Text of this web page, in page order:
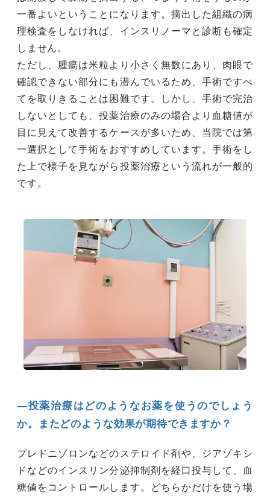
一番よいということになります。摘出した組織の病
理検査をしなければ、インスリノーマと診断も確定
しません。
ただし、腫瘍は米粒より小さく無数にあり、肉眼で
確認できない部分にも潜んでいるため、手術ですべ
てを取りきることは困難です。しかし、手術で完治
しないとしても、投薬治療のみの場合より血糖値が
目に見えて改善するケースが多いため、当院では第
一選択として手術をおすすめしています。手術をし
た上で様子を見ながら投薬治療という流れが一般的
です。
―投薬治療はどのようなお薬を使うのでしょう
か。またどのような効果が期待できますか？
プレドニゾロンなどのステロイド剤や、ジアゾキシ
ドなどのインスリン分泌抑制剤を経口投与して、血
糖値をコントロールします。どちらかだけを使う場